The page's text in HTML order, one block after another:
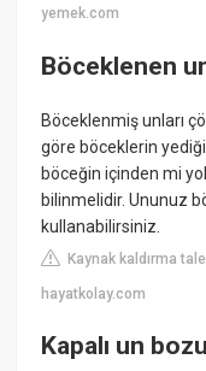
yemek.com
Böceklenen
Böceklenmiş unları
göre böceklerin
böceğin içinden mi
bilinmelidir. Ununuz
kullanabilirsiniz.
Kaynak kaldırma
hayatkolay.com
Kapalı un